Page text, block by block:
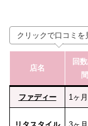
クリックで口コミを
店名
回数
間
ファディー 1ヶ月